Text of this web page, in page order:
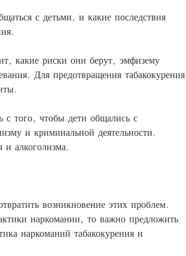
с детьми, и какие последствия
какие риски они берут, эмфизему
Для предотвращения табакокурения
с того, чтобы дети общались с
и криминальной деятельности.
алкоголизма.
возникновение этих проблем.
наркомании, то важно предложить
наркоманий табакокурения и